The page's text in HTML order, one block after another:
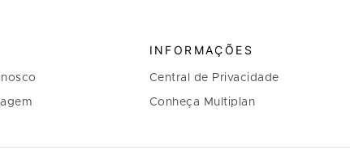
INFORMAÇÕES
Central de Privacidade
Conheça Multiplan